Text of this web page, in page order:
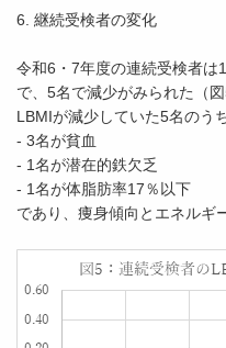
6. 継続受検者の変化
令和6・7年度の連続受検者は
で、5名で減少がみられた（図
LBMIが減少していた5名のう
- 3名が貧血
- 1名が潜在的鉄欠乏
- 1名が体脂肪率17％以下
であり、痩身傾向とエネルギ